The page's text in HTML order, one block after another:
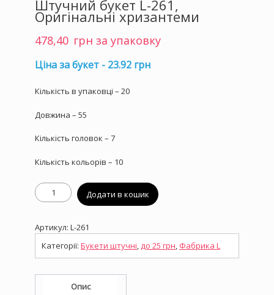
Штучний букет L-261,
Оригінальні хризантеми
478,40 грн за упаковку
Ціна за букет - 23.92 грн
Кількість в упаковці – 20
Довжина – 55
Кількість головок – 7
Кількість кольорів – 10
Штучний
букет
261,
Оригінальні
хризантеми
кількість
Додати в кошик
Артикул: L-261
Категорії: Букети штучні,до 25 грн, Фабрика L
Опис